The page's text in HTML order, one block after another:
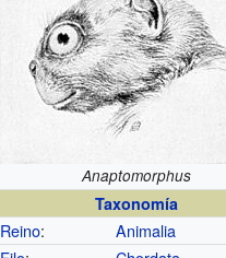
Anaptomorphus
Taxonomía
Reino:
Animalia